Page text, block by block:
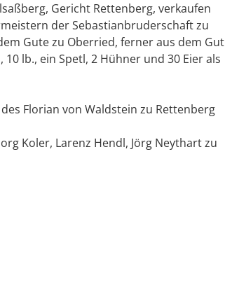
Gericht Rettenberg, verkaufen
der Sebastianbruderschaft zu
Gute zu Oberried, ferner aus dem Gut
lb., ein Spetl, 2 Hühner und 30 Eier als
Florian von Waldstein zu Rettenberg
Koler, Larenz Hendl, Jörg Neythart zu